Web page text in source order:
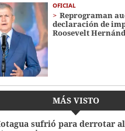
OFICIAL
Reprograman
declaración de
Roosevelt
MÁS VISTO
sufrió para derrotar al